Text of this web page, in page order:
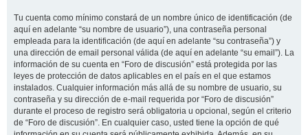
Tu cuenta como mínimo constará de un nombre único de identificación (de
aquí en adelante “su nombre de usuario”), una contraseña personal
empleada para la identificación (de aquí en adelante “su contraseña”) y
una dirección de email personal válida (de aquí en adelante “su email”). La
información de su cuenta en “Foro de discusión” está protegida por las
leyes de protección de datos aplicables en el país en el que estamos
instalados. Cualquier información más allá de su nombre de usuario, su
contraseña y su dirección de e-mail requerida por “Foro de discusión”
durante el proceso de registro será obligatoria u opcional, según el criterio
de “Foro de discusión”. En cualquier caso, usted tiene la opción de qué